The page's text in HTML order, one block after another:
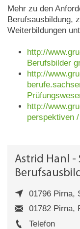
Mehr zu den
Berufsausbildung,
Weiterbildungen
http://
Berufsbilder
http://
http://
perspektiven
Astrid Hanl -
01796 Pirna,
01782 Pirna,
Telefon